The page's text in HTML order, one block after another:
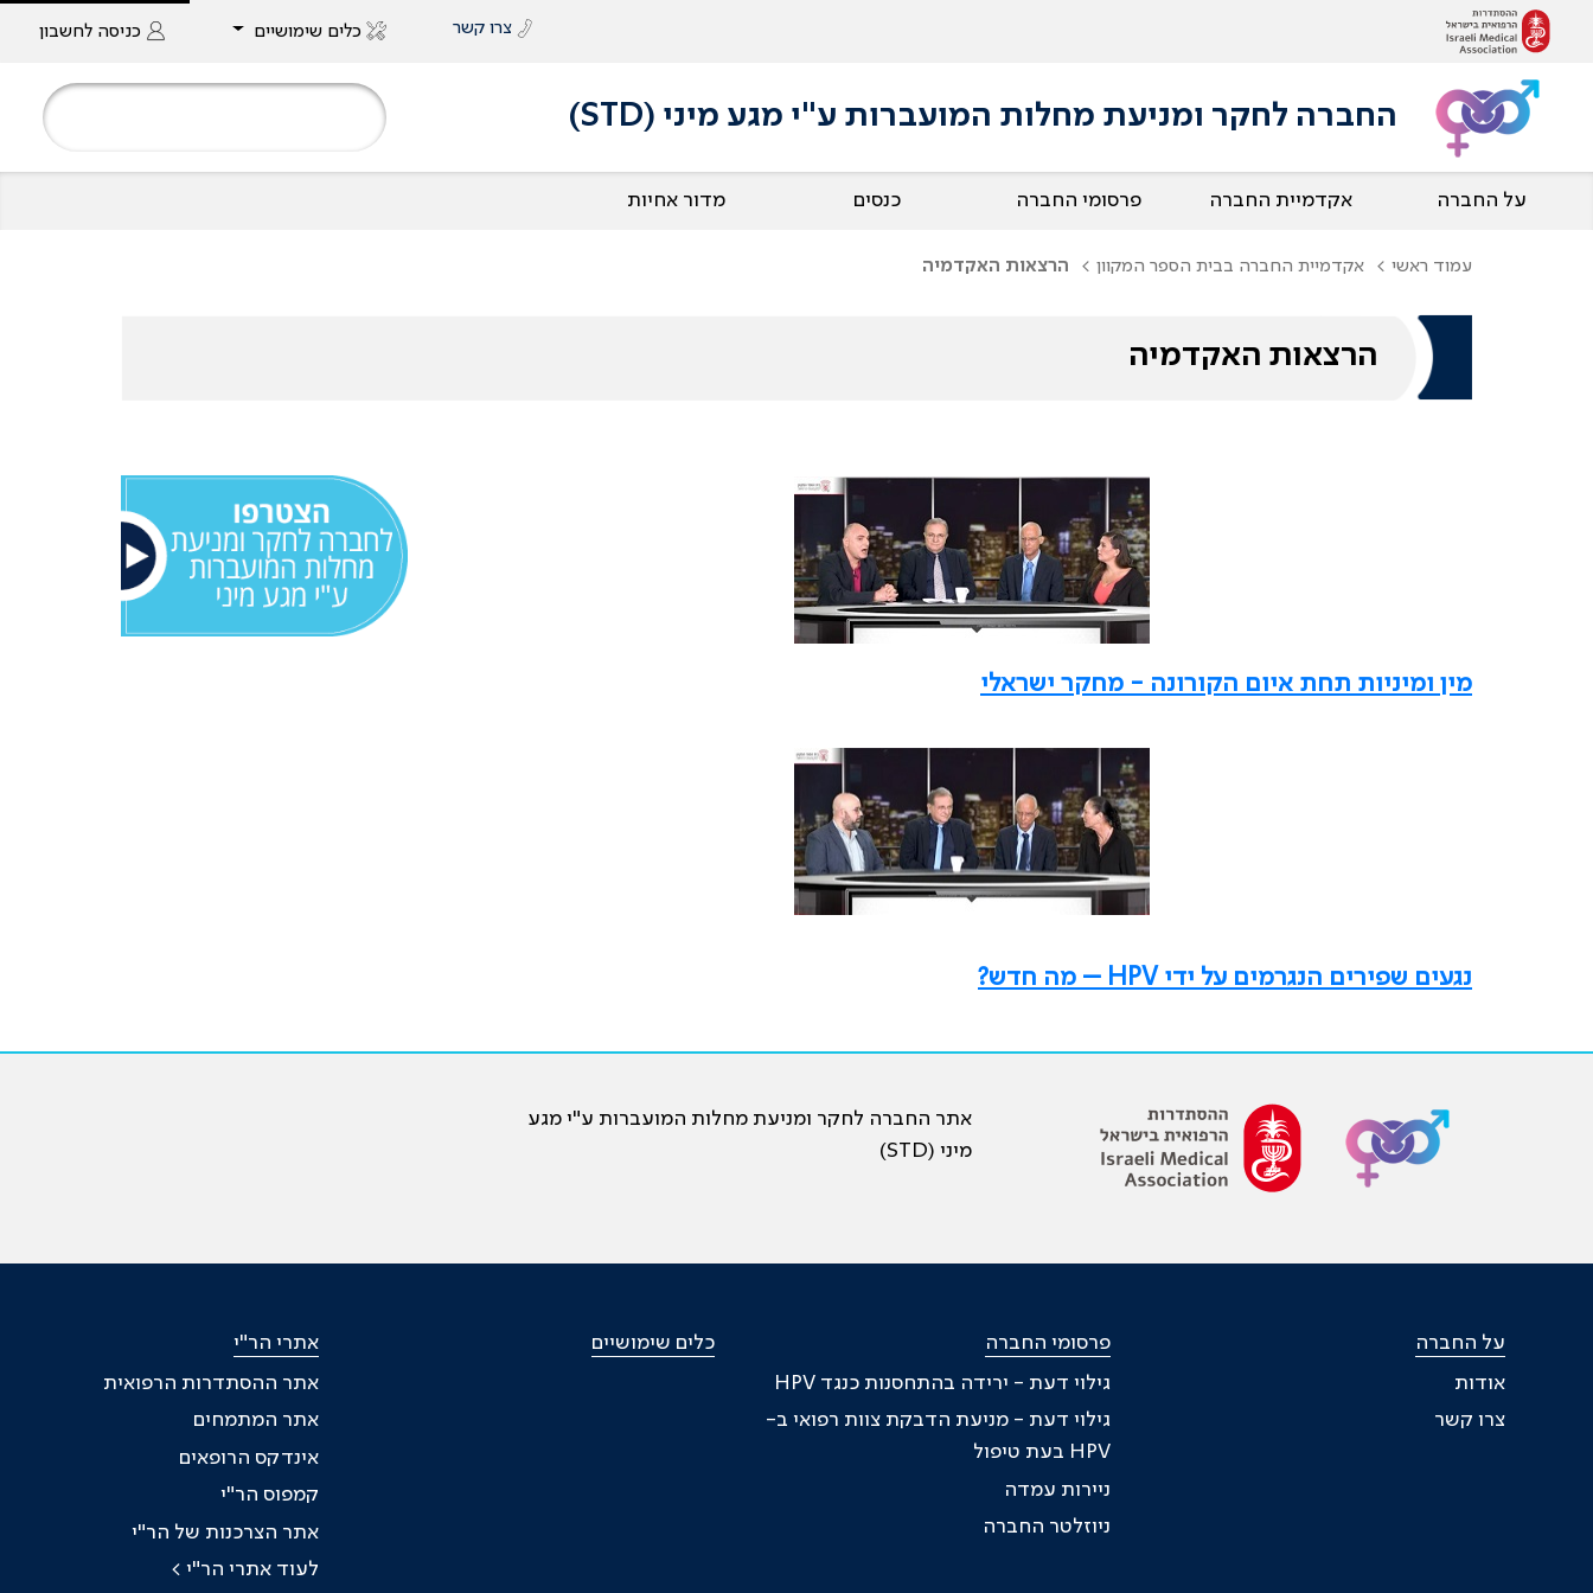
צרו קשר כלים שימושיים כניסה לחשבון
החברה לחקר ומניעת מחלות המועברות ע"י מגע מיני (STD)
על החברה אקדמיית החברה פרסומי החברה כנסים מדור אחיות
עמוד ראשי אקדמיית החברה בבית הספר המקוון הרצאות האקדמיה
הרצאות האקדמיה
מין ומיניות תחת איום הקורונה - מחקר ישראלי
נגעים שפירים הנגרמים על ידי HPV – מה חדש?
אתר החברה לחקר ומניעת מחלות המועברות ע"י מגע
מיני (STD)
על החברה
אודות
צרו קשר
פרסומי החברה
גילוי דעת - ירידה בהתחסנות כנגד HPV
גילוי דעת - מניעת הדבקת צוות רפואי ב-
HPV בעת טיפול
ניירות עמדה
ניוזלטר החברה
כלים שימושיים
אתרי הר"י
אתר ההסתדרות הרפואית
אתר המתמחים
אינדקס הרופאים
קמפוס הר"י
אתר הצרכנות של הר"י
לעוד אתרי הר"י >